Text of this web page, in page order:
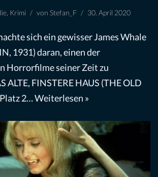
Krimi von Stefan_F 30. April 2020
sich ein gewisser James Whale
1931) daran, einen der
Horrorfilme seiner Zeit zu
ALTE, FINSTERE HAUS (THE OLD
2…Weiterlesen »